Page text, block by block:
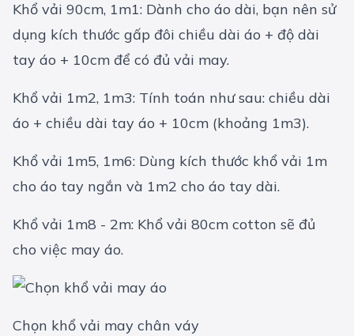
Khổ vải 90cm, 1m1: Dành cho áo dài, bạn nên sử
dụng kích thước gấp đôi chiều dài áo + độ dài
tay áo + 10cm để có đủ vải may.
Khổ vải 1m2, 1m3: Tính toán như sau: chiều dài
áo + chiều dài tay áo + 10cm (khoảng 1m3).
Khổ vải 1m5, 1m6: Dùng kích thước khổ vải 1m
cho áo tay ngắn và 1m2 cho áo tay dài.
Khổ vải 1m8 - 2m: Khổ vải 80cm cotton sẽ đủ
cho việc may áo.
Chọn khổ vải may chân váy